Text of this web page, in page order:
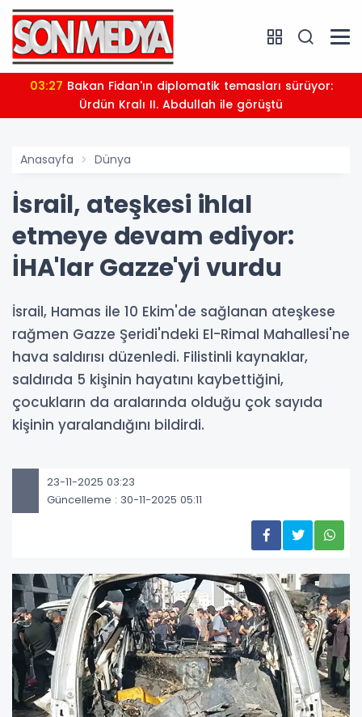
03:27
Ürdün Kralı II. Abdullah ile görüştü
Anasayfa Dünya
İsrail, ateşkesi ihlal
etmeye devam ediyor:
İHA'lar Gazze'yi vurdu
İsrail, Hamas ile 10 Ekim'de sağlanan ateşkese
rağmen Gazze Şeridi'ndeki El-Rimal Mahallesi'ne
hava saldırısı düzenledi. Filistinli kaynaklar,
saldırıda 5 kişinin hayatını kaybettiğini,
çocukların da aralarında olduğu çok sayıda
kişinin yaralandığını bildirdi.
23-11-2025 03:23
Güncelleme : 30-11-2025 05:11